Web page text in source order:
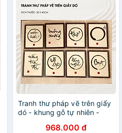
Tranh thư pháp vẽ trên giấy
dó - khung gỗ tự nhiên -
968.000 đ